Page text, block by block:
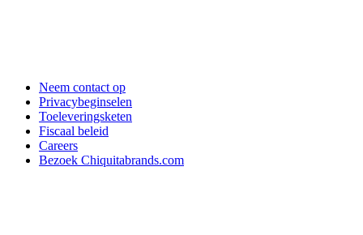
Neem contact op
Privacybeginselen
Toeleveringsketen
Fiscaal beleid
Careers
Bezoek Chiquitabrands.com